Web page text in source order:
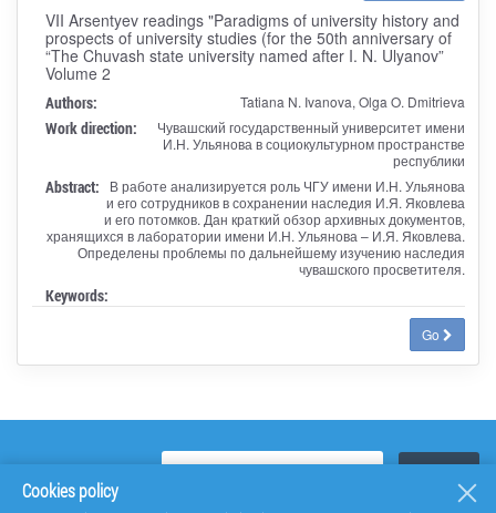
VII Arsentyev readings "Paradigms of university history and
prospects of university studies (for the 50th anniversary of
“The Chuvash state university named after I. N. Ulyanov”
Volume 2
Authors: Tatiana N. Ivanova, Olga O. Dmitrieva
Work direction:
Чувашский государственный университет имени
И.Н. Ульянова в социокультурном пространстве
республики
Abstract:
В работе анализируется роль ЧГУ имени И.Н. Ульянова
и его сотрудников в сохранении наследия И.Я. Яковлева
и его потомков. Дан краткий обзор архивных документов,
хранящихся в лаборатории имени И.Н. Ульянова – И.Я. Яковлева.
Определены проблемы по дальнейшему изучению наследия
чувашского просветителя.
Keywords:
Go
Cookies policy